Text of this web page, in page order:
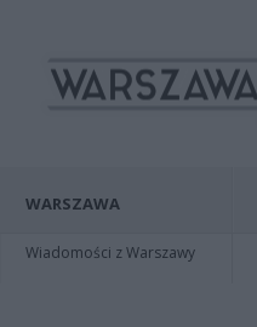
WARSZAWA
Wiadomości z Warszawy